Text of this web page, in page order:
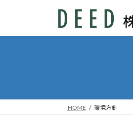
ッ
移
HOME 環境方針